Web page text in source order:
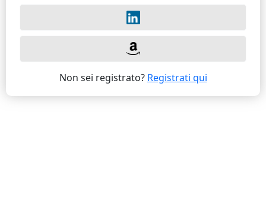
Non sei registrato? Registrati qui